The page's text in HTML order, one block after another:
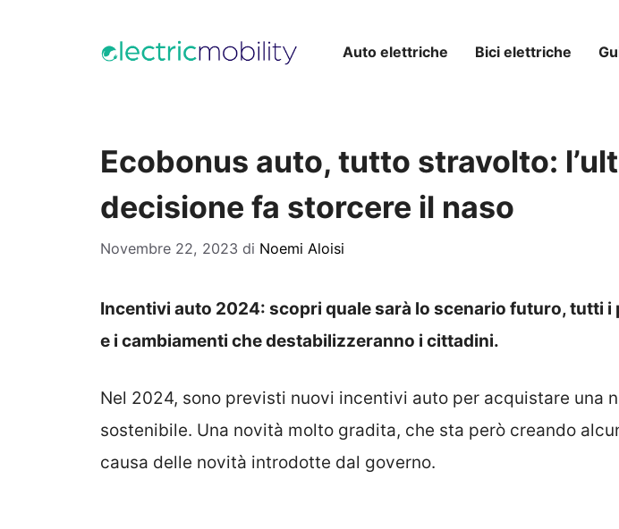
Auto elettriche Bici elettriche
Ecobonus auto, tutto stravolto:
decisione fa storcere il naso
Novembre 22, 2023 di Noemi Aloisi
Incentivi auto 2024: scopri quale sarà lo scenario futuro, tutti i
e i cambiamenti che destabilizzeranno i cittadini.
Nel 2024, sono previsti nuovi incentivi auto per acquistare una
sostenibile. Una novità molto gradita, che sta però creando
causa delle novità introdotte dal governo.